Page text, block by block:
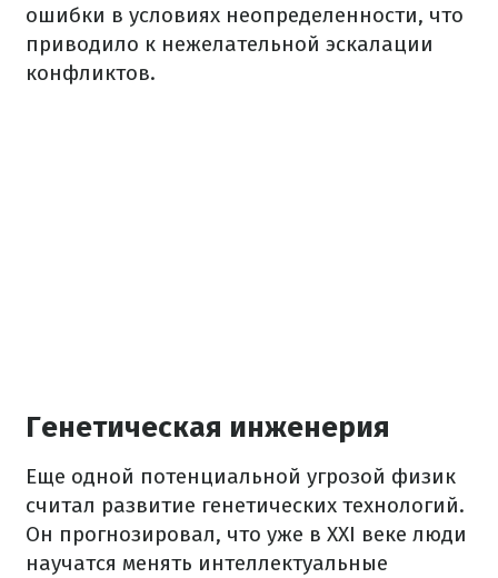
ошибки в условиях неопределенности, что
приводило к нежелательной эскалации
конфликтов.
Генетическая инженерия
Еще одной потенциальной угрозой физик
считал развитие генетических технологий.
Он прогнозировал, что уже в XXI веке люди
научатся менять интеллектуальные